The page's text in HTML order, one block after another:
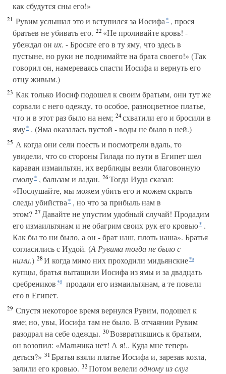
как сбудутся сны его!»
21 Рувим услышал это и вступился за Иосифа * , прося
братьев не убивать его. 22«Не проливайте кровь! -
убеждал он их. - Бросьте его в ту яму, что здесь в
пустыне, но руки не поднимайте на брата своего!» (Так
говорил он, намереваясь спасти Иосифа и вернуть его
отцу живым.)
23 Как только Иосиф подошел к своим братьям, они тут же
сорвали с него одежду, то особое, разноцветное платье,
что и в этот раз было на нем; 24схватили его и бросили в
яму* . (Яма оказалась пустой - воды не было в ней.)
25 А когда они сели поесть и посмотрели вдаль, то
увидели, что со стороны Гилада по пути в Египет шел
караван измаильтян, их верблюды везли благовонную
смолу* , бальзам и ладан. 26Тогда Иуда сказал:
«Послушайте, мы можем убить его и можем скрыть
следы убийства * , но что за прибыль нам в
этом? 27Давайте не упустим удобный случай! Продадим
его измаильтянам и не обагрим своих рук его кровью* .
Как бы то ни было, а он - брат наш, плоть наша». Братья
согласились с Иудой. (А Рувима тогда не было с
ними.) 28И когда мимо них проходили мидьянские*а
купцы, братья вытащили Иосифа из ямы и за двадцать
сребреников *б
продали его измаильтянам, а те повели
его в Египет.
29 Спустя некоторое время вернулся Рувим, подошел к
яме; но, увы, Иосифа там не было. В отчаянии Рувим
разодрал на себе одежды. 30Возвратившись к братьям,
он возопил: «Мальчика нет! А я!.. Куда мне теперь
деться?» 31Братья взяли платье Иосифа и, зарезав козла,
залили его кровью. 32Потом велели одному из слуг